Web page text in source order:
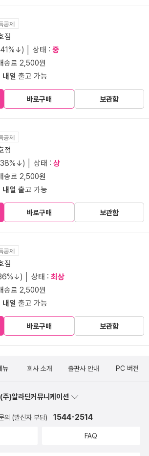
공제
점
│ 상태 : 중
송료 2,500원
내일 출고 가능
바로구매 보관함
공제
점
│ 상태 : 상
송료 2,500원
내일 출고 가능
바로구매 보관함
공제
점
│ 상태 : 최상
송료 2,500원
내일 출고 가능
바로구매 보관함
뉴 회사 소개 출판사 안내 PC 버전
(주)알라딘커뮤니케이션
의 (발신자 부담) 1544-2514
FAQ